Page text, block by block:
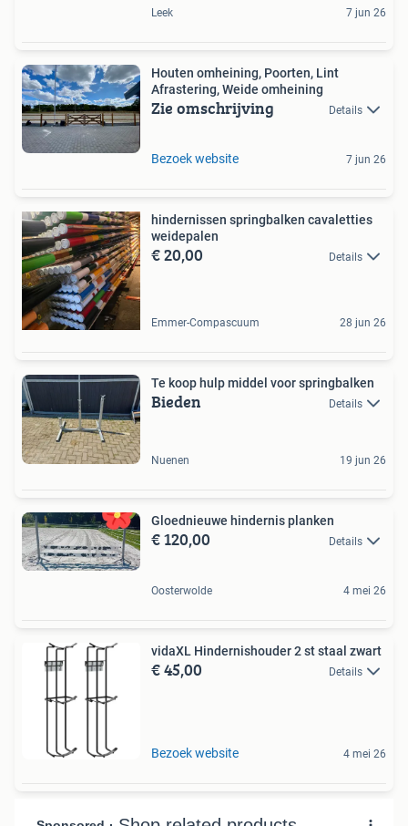
Leek 7 jun 26
Houten omheining, Poorten, Lint
Afrastering, Weide omheining
Zie omschrijving Details
Bezoek website 7 jun 26
hindernissen springbalken cavaletties
weidepalen
€ 20,00 Details
Emmer-Compascuum 28 jun 26
Te koop hulp middel voor springbalken
Bieden Details
Nuenen 19 jun 26
Gloednieuwe hindernis planken
€ 120,00 Details
Oosterwolde 4 mei 26
vidaXL Hindernishouder 2 st staal zwart
€ 45,00 Details
Bezoek website 4 mei 26